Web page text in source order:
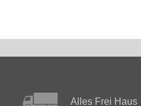
Alles Frei Haus